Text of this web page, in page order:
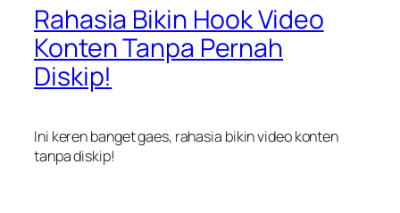
Rahasia Bikin Hook Video
Konten Tanpa Pernah
Diskip!
Ini keren banget gaes, rahasia bikin video konten
tanpa diskip!